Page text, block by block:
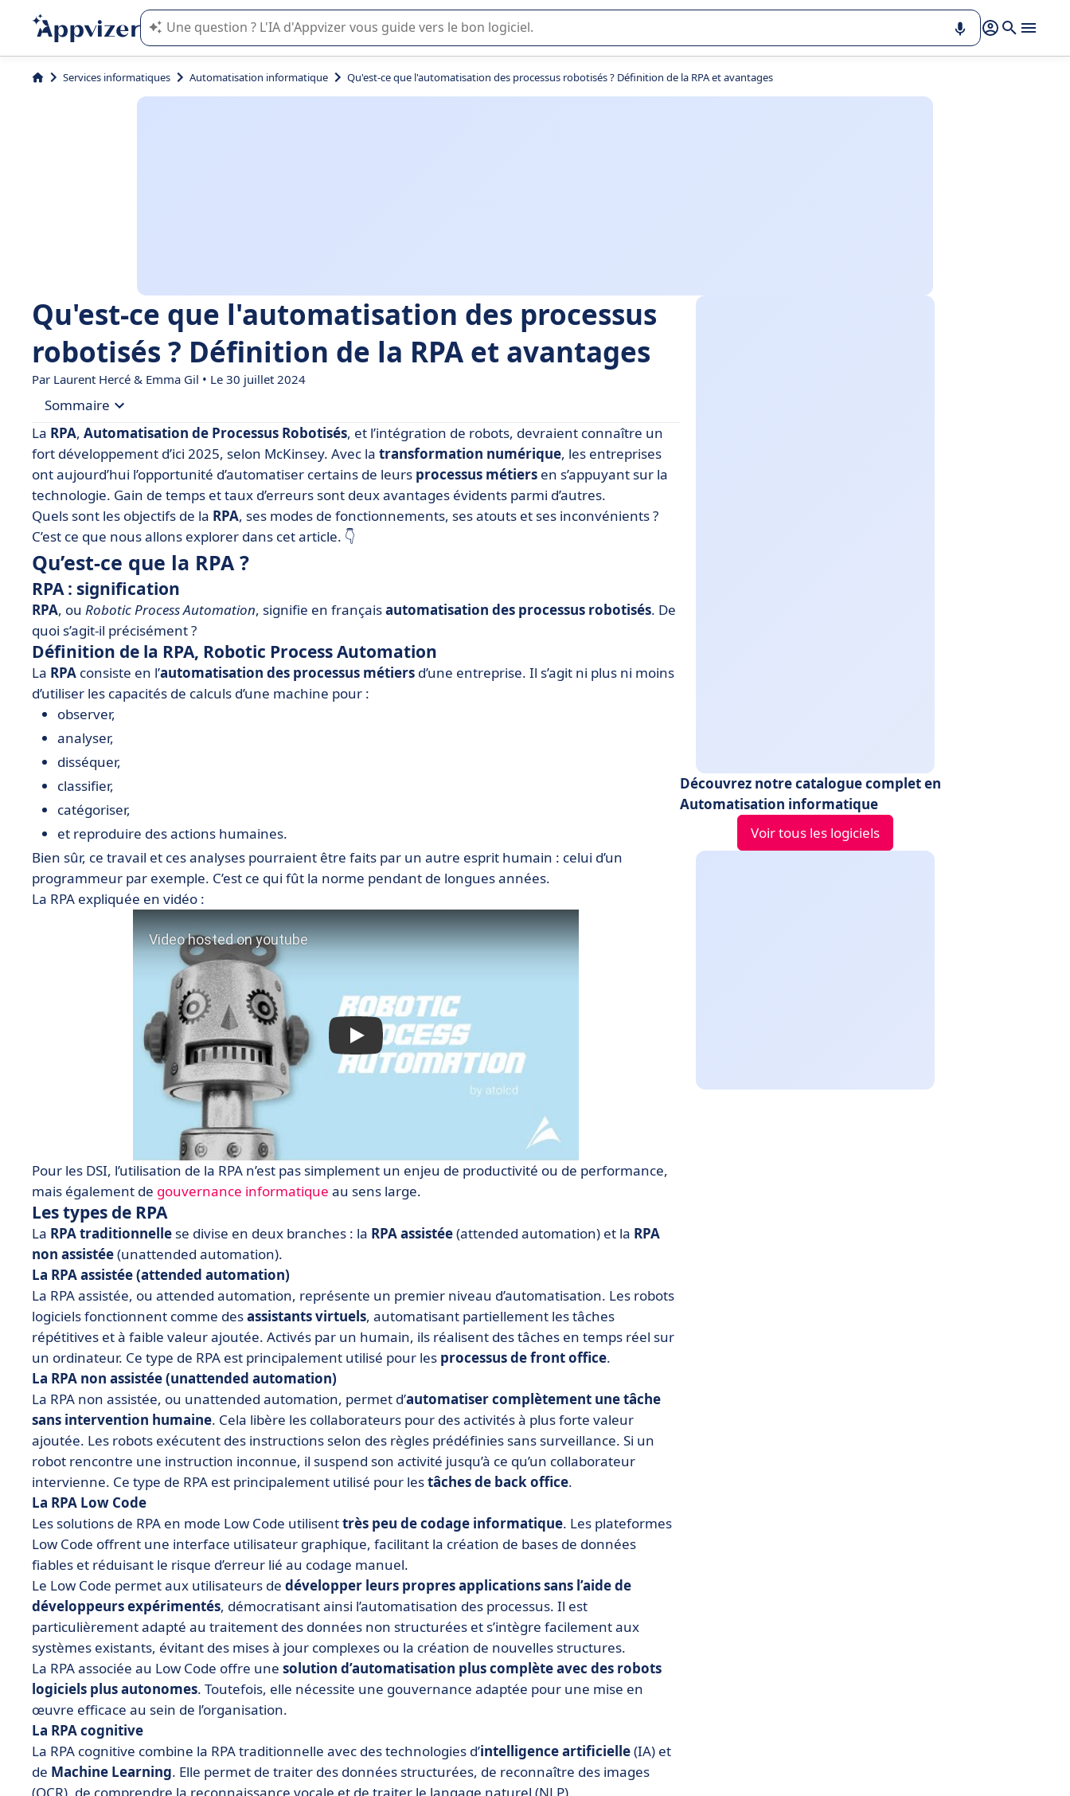
L'IA de Appvizer vous guide dans l'utilisation ou la sélection de logiciel SaaS en entreprise.
Services informatiques Automatisation informatique Qu'est-ce que l'automatisation des processus robotisés ? Définition de la RPA et avantages
Qu'est-ce que l'automatisation des processus
robotisés ? Définition de la RPA et avantages
Par Laurent Hercé & Emma Gil • Le 30 juillet 2024
Sommaire
• Qu’est-ce que la RPA ?
• Cas d’applications de la RPA
• Les 6 avantages principaux de la RPA pour l’entreprise
• Comment fonctionne la RPA ?
• Des logiciels au service de votre automatisation informatique
• La RPA confrontée à la réalité
La RPA, Automatisation de Processus Robotisés, et l’intégration de robots, devraient connaître un
fort développement d’ici 2025, selon McKinsey. Avec la transformation numérique, les entreprises
ont aujourd’hui l’opportunité d’automatiser certains de leurs processus métiers en s’appuyant sur la
technologie. Gain de temps et taux d’erreurs sont deux avantages évidents parmi d’autres.
Quels sont les objectifs de la RPA, ses modes de fonctionnements, ses atouts et ses inconvénients ?
C’est ce que nous allons explorer dans cet article. 👇
Qu’est-ce que la RPA ?
RPA : signification
RPA, ou Robotic Process Automation, signifie en françaisautomatisation des processus robotisés. De
quoi s’agit-il précisément ?
Définition de la RPA, Robotic Process Automation
La RPA consiste en l’automatisation des processus métiers d’une entreprise. Il s’agit ni plus ni moins
d’utiliser les capacités de calculs d’une machine pour :
observer,
analyser,
disséquer,
classifier,
catégoriser,
et reproduire des actions humaines.
Bien sûr, ce travail et ces analyses pourraient être faits par un autre esprit humain : celui d’un
programmeur par exemple. C’est ce qui fût la norme pendant de longues années.
La RPA expliquée en vidéo :
Pour les DSI, l’utilisation de la RPA n’est pas simplement un enjeu de productivité ou de performance,
mais également de gouvernance informatique au sens large.
Les types de RPA
La RPA traditionnelle se divise en deux branches : la RPA assistée(attended automation) et la RPA
non assistée(unattended automation).
La RPA assistée (attended automation)
La RPA assistée, ou attended automation, représente un premier niveau d’automatisation. Les robots
logiciels fonctionnent comme desassistants virtuels, automatisant partiellement les tâches
répétitives et à faible valeur ajoutée. Activés par un humain, ils réalisent des tâches en temps réel sur
un ordinateur. Ce type de RPA est principalement utilisé pour les processus de front office.
La RPA non assistée (unattended automation)
La RPA non assistée, ou unattended automation, permet d’automatiser complètement une tâche
sans intervention humaine. Cela libère les collaborateurs pour des activités à plus forte valeur
ajoutée. Les robots exécutent des instructions selon des règles prédéfinies sans surveillance. Si un
robot rencontre une instruction inconnue, il suspend son activité jusqu’à ce qu’un collaborateur
intervienne. Ce type de RPA est principalement utilisé pour lestâches de back office.
La RPA Low Code
Les solutions de RPA en mode Low Code utilisenttrès peu de codage informatique. Les plateformes
Low Code offrent une interface utilisateur graphique, facilitant la création de bases de données
fiables et réduisant le risque d’erreur lié au codage manuel.
Le Low Code permet aux utilisateurs de développer leurs propres applications sans l’aide de
développeurs expérimentés, démocratisant ainsi l’automatisation des processus. Il est
particulièrement adapté au traitement des données non structurées et s’intègre facilement aux
systèmes existants, évitant des mises à jour complexes ou la création de nouvelles structures.
La RPA associée au Low Code offre une solution d’automatisation plus complète avec des robots
logiciels plus autonomes. Toutefois, elle nécessite une gouvernance adaptée pour une mise en
œuvre efficace au sein de l’organisation.
La RPA cognitive
La RPA cognitive combine la RPA traditionnelle avec des technologies d’intelligence artificielle(IA) et
de Machine Learning. Elle permet de traiter des données structurées, de reconnaître des images
Découvrez notre catalogue complet en
Automatisation informatique
Voir tous les logiciels